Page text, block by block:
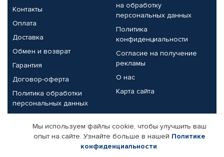
Контакты
Оплата
Доставка
Обмен и возврат
Гарантия
Договор-оферта
Политика обработки
персональных данных
на обработку
персональных данных
Политика
конфиденциальности
Согласие на получение
рекламы
О нас
Карта сайта
Партнерам
Корпоративным клиентам
Реквизиты компании
Мы используем файлы cookie, чтобы улучшить ваш
опыт на сайте. Узнайте больше в нашей Политике
конфиденциальности.